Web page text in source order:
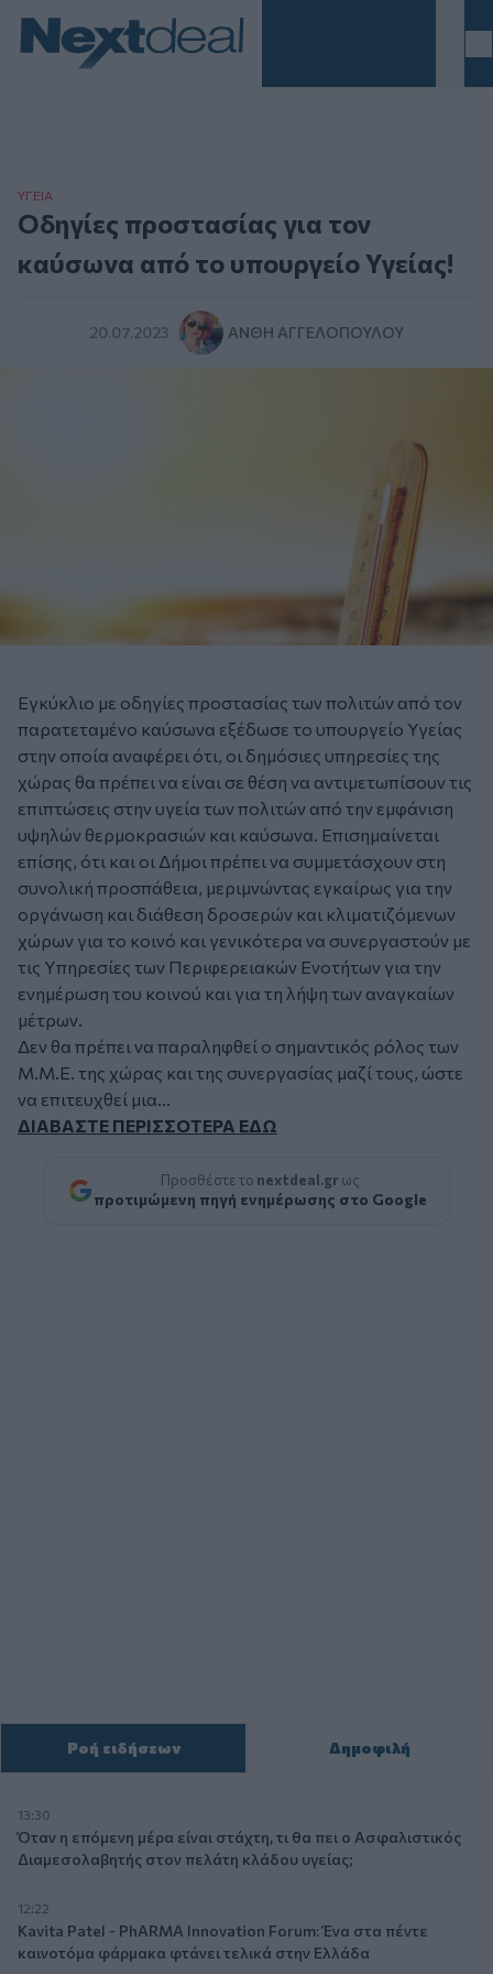
ΥΓΕΙΑ
Οδηγίες προστασίας για τον
καύσωνα από το υπουργείο Υγείας!
20.07.2023 ΑΝΘΉ ΑΓΓΕΛΟΠΟΎΛΟΥ
Εγκύκλιο με οδηγίες προστασίας των πολιτών από τον
παρατεταμένο καύσωνα εξέδωσε το υπουργείο Υγείας
στην οποία αναφέρει ότι, οι δημόσιες υπηρεσίες της
χώρας θα πρέπει να είναι σε θέση να αντιμετωπίσουν τις
επιπτώσεις στην υγεία των πολιτών από την εμφάνιση
υψηλών θερμοκρασιών και καύσωνα. Επισημαίνεται
επίσης, ότι και οι Δήμοι πρέπει να συμμετάσχουν στη
συνολική προσπάθεια, μεριμνώντας εγκαίρως για την
οργάνωση και διάθεση δροσερών και κλιματιζόμενων
χώρων για το κοινό και γενικότερα να συνεργαστούν με
τις Υπηρεσίες των Περιφερειακών Ενοτήτων για την
ενημέρωση του κοινού και για τη λήψη των αναγκαίων
μέτρων.
Δεν θα πρέπει να παραληφθεί ο σημαντικός ρόλος των
Μ.Μ.Ε. της χώρας και της συνεργασίας μαζί τους, ώστε
να επιτευχθεί μια...
ΔΙΑΒΑΣΤΕ ΠΕΡΙΣΣΟΤΕΡΑ ΕΔΩ
Προσθέστε το nextdeal.gr ως
προτιμώμενη πηγή ενημέρωσης στο Google
Ροή ειδήσεων Δημοφιλή
13:30
Όταν η επόμενη μέρα είναι στάχτη, τι θα πει ο Ασφαλιστικός
Διαμεσολαβητής στον πελάτη κλάδου υγείας;
12:22
Kavita Patel - PhARMA Innovation Forum: Ένα στα πέντε
καινοτόμα φάρμακα φτάνει τελικά στην Ελλάδα